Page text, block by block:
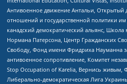
Антивоенное движение Антальи,
отношений и государственной политики
канадский демократический альянс,
Нормана Патерсона, Центр Гражданских
Свободу, Фонд имени Фридриха Науманна
антивоенное сопротивление, Комитет
Stop Occupation of Karelia, Вернись живым,
Либерально-демократическая Лига